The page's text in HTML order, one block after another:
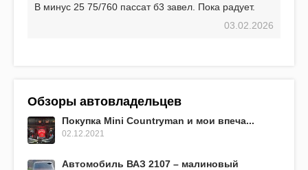
В минус 25 75/760 пассат б3 завел. Пока радует.
03.02.2026
Обзоры автовладельцев
Покупка Mini Countryman и мои впеча...
02.12.2021
Автомобиль ВАЗ 2107 – малиновый